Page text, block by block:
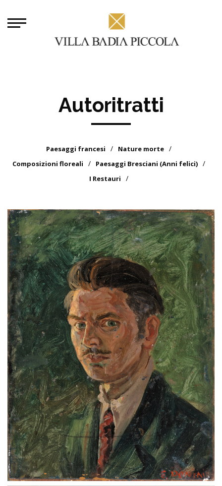
Autoritratti
Paesaggi francesi
Nature morte
Composizioni floreali
Paesaggi Bresciani (Anni felici)
I Restauri